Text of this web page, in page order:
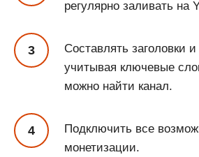
регулярно заливать на
Составлять заголовки
учитывая ключевые
можно найти канал.
Подключить все
монетизации.